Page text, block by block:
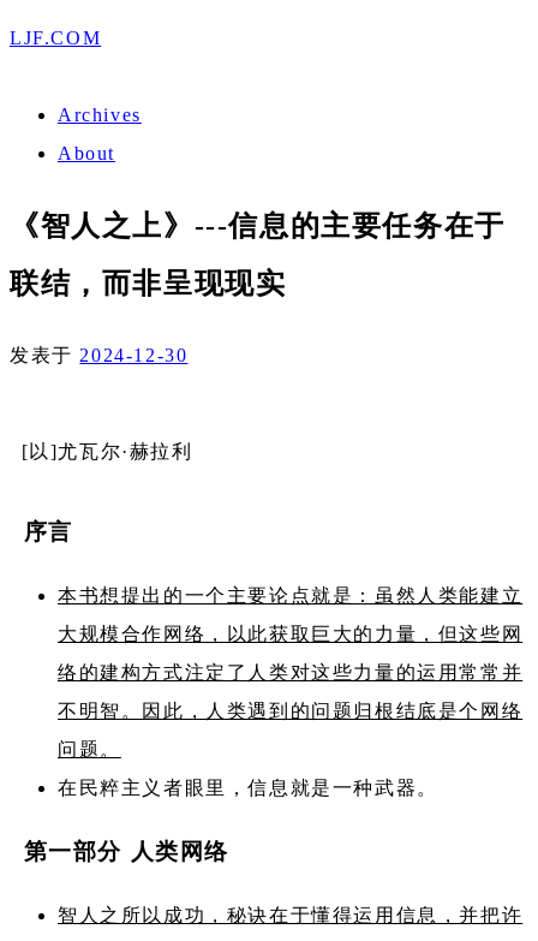
LJF.COM
Archives
About
《智人之上》---信息的主要任务在于
联结，而非呈现现实
发表于 2024-12-30
[以]尤瓦尔·赫拉利
序言
本书想提出的一个主要论点就是：虽然人类能建立
大规模合作网络，以此获取巨大的力量，但这些网
络的建构方式注定了人类对这些力量的运用常常并
不明智。因此，人类遇到的问题归根结底是个网络
问题。
在民粹主义者眼里，信息就是一种武器。
第一部分 人类网络
智人之所以成功，秘诀在于懂得运用信息，并把许